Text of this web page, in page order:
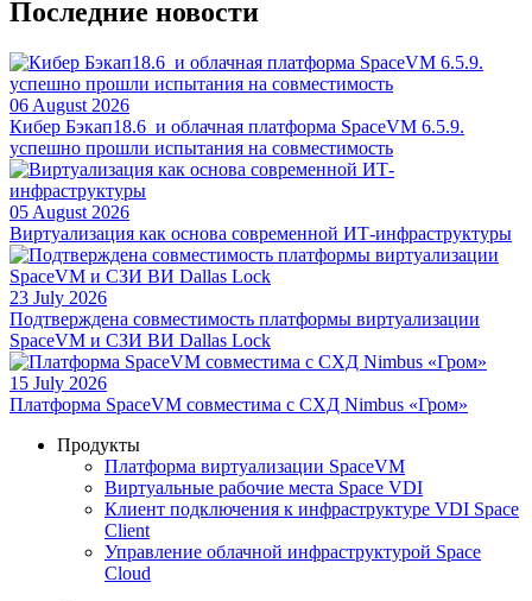
Последние новости
06 August 2026
Кибер Бэкап18.6 и облачная платформа SpaceVM 6.5.9.
успешно прошли испытания на совместимость
05 August 2026
Виртуализация как основа современной ИТ-инфраструктуры
23 July 2026
Подтверждена совместимость платформы виртуализации
SpaceVM и СЗИ ВИ Dallas Lock
15 July 2026
Платформа SpaceVM совместима с СХД Nimbus «Гром»
Продукты
Платформа виртуализации SpaceVM
Виртуальные рабочие места Space VDI
Клиент подключения к инфраструктуре VDI Space
Client
Управление облачной инфраструктурой Space
Cloud